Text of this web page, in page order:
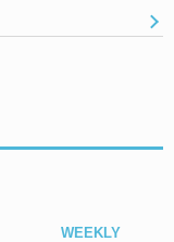
WEEKLY